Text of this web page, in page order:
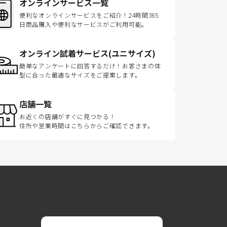
便利なオンラインサービスをご紹介！24時間365
日商品購入や便利なサービスがご利用可能。
オンライン試着サービス(ユニサイズ)
簡単なアンケートに回答するだけ！お客さまの体
型に合った最適なサイズをご提案します。
店舗一覧
お近くの店舗がすぐに見つかる！
住所や営業時間はこちらからご確認できます。